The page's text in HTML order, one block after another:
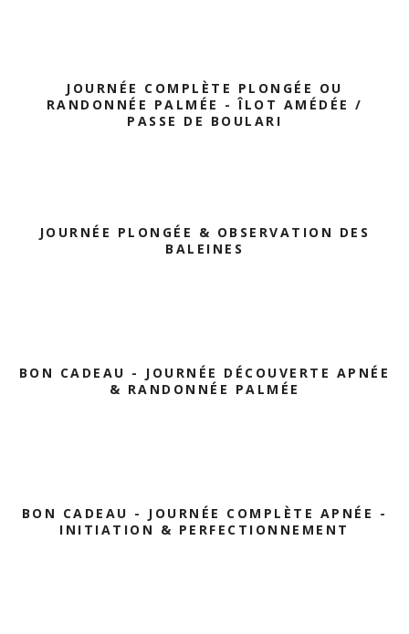
JOURNÉE COMPLÈTE PLONGÉE OU
RANDONNÉE PALMÉE - ÎLOT AMÉDÉE /
PASSE DE BOULARI
JOURNÉE PLONGÉE & OBSERVATION DES
BALEINES
BON CADEAU - JOURNÉE DÉCOUVERTE APNÉE
& RANDONNÉE PALMÉE
BON CADEAU - JOURNÉE COMPLÈTE APNÉE -
INITIATION & PERFECTIONNEMENT